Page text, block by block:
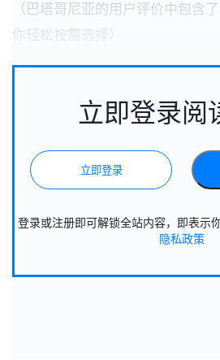
（巴塔哥尼亚的用户评价中包含
你轻松按需选择）
立即登录阅
立即登录
登录或注册即可解锁全站内容，即表示
隐私政策